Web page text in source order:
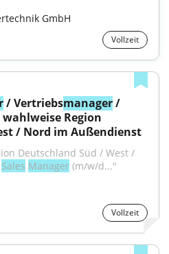
GmbH
Vollzeit
/ Vertriebsmanager /
Region
/ Nord im Außendienst
Deutschland Süd / West /
Sales Manager (m/w/d..."
Vollzeit